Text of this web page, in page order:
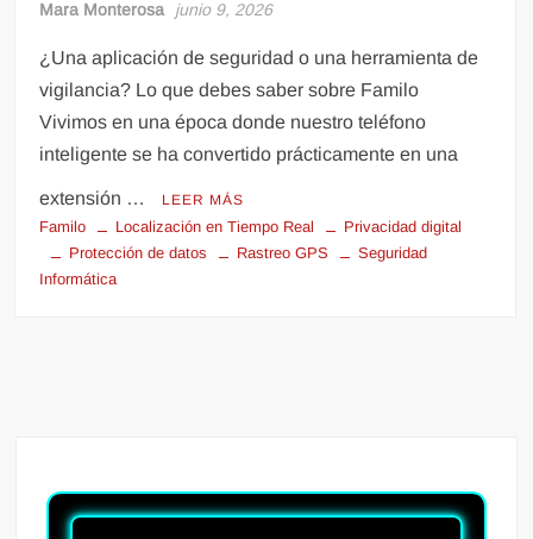
Mara Monterosa junio 9, 2026
¿Una aplicación de seguridad o una herramienta de
vigilancia? Lo que debes saber sobre Familo
Vivimos en una época donde nuestro teléfono
inteligente se ha convertido prácticamente en una
extensión … LEER MÁS
Familo Localización en Tiempo Real
Privacidad digital
Protección de datos
Rastreo GPS
Seguridad
Informática